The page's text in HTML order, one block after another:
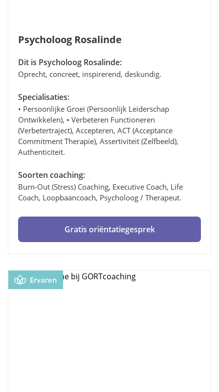
Psycholoog Rosalinde
Dit is Psycholoog Rosalinde:
Oprecht, concreet, inspirerend, deskundig.
Specialisaties:
• Persoonlijke Groei (persoonlijk Leiderschap
Ontwikkelen), • Verbeteren Functioneren
(verbetertraject), Accepteren, ACT (Acceptance
Commitment Therapie), Assertiviteit (zelfbeeld),
Authenticiteit.
Soorten coaching:
Burn-Out (stress) Coaching, Executive Coach, Life
Coach, Loopbaancoach, Psycholoog / Therapeut.
Gratis oriëntatiegesprek
Ervaren